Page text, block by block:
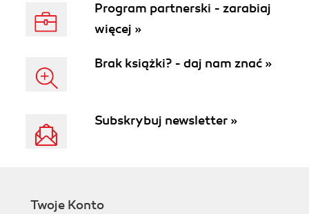
Program partnerski - zarabiaj
więcej »
Brak książki? - daj nam znać »
Subskrybuj newsletter »
Twoje Konto